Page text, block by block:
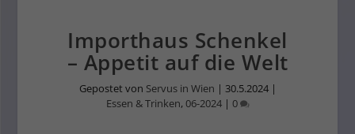
Importhaus Schenkel
– Appetit auf die Welt
Gepostet von Servus in Wien | 30.5.2024|
Essen & Trinken,06-2024| 0